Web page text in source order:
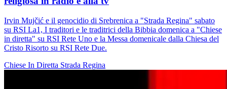
Irvin Mujčić e il genocidio di Srebrenica a "Strada Regina" sabato
su RSI La1, I traditori e le traditrici della Bibbia domenica a "Chiese
in diretta" su RSI Rete Uno e la Messa domenicale dalla Chiesa del
Cristo Risorto su RSI Rete Due.
Chiese In Diretta Strada Regina